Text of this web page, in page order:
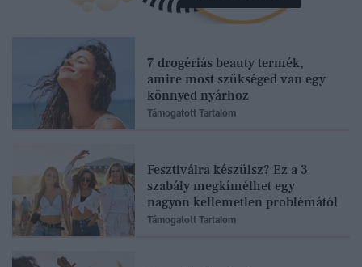
7 drogériás beauty termék,
amire most szükséged van egy
könnyed nyárhoz
Támogatott Tartalom
Fesztiválra készülsz? Ez a 3
szabály megkímélhet egy
nagyon kellemetlen problémától
Támogatott Tartalom